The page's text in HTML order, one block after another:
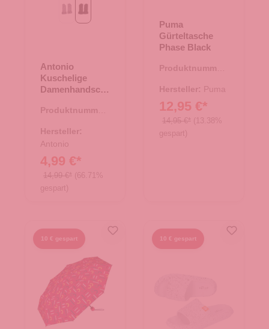
grauschwarz
Antonio
Kuschelige
Damenhandsch
Innenfutter -
Produktnummer:
Hersteller:
Antonio
4,99 €*
14,99 €* (66.71%
gespart)
Puma
Gürteltasche
Phase Black
Produktnummer:
Hersteller: Puma
12,95 €*
14,95 €* (13.38%
gespart)
10 € gespart 10 € gespart